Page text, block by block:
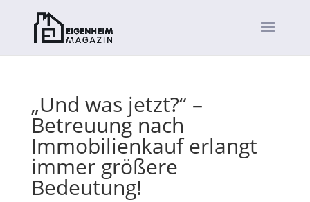
„Und was jetzt?“ –
Betreuung nach
Immobilienkauf erlangt
immer größere
Bedeutung!